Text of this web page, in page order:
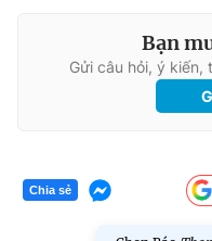
Bạn
Gửi câu hỏi, ý kiến,
Chia sẻ